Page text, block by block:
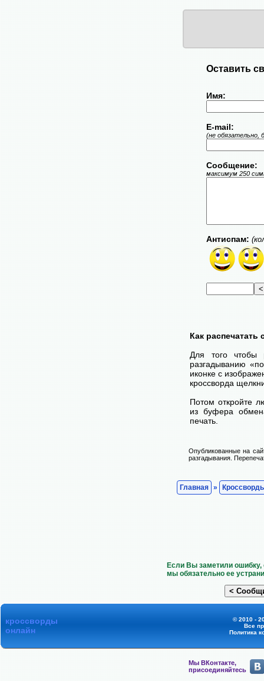
Оставить
Имя:
E-mail:
(не обязательно,
Сообщение:
максимум 250
Антиспам:
Как
Для того чтобы
разгадыванию
иконке с
кроссворда
Потом откройте
из буфера
печать.
Опубликованные на
разгадывания.
Главная »
Если Вы заметили
мы обязательно ее
кроссворды
онлайн
© 2010 -
Все
Политика
Мы ВКонтакте,
присоединяйтесь